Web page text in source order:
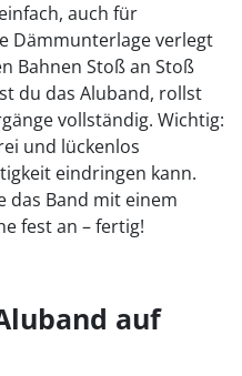
auch für
Dämmunterlage verlegt
Bahnen Stoß an Stoß
du das Aluband, rollst
vollständig. Wichtig:
und lückenlos
eindringen kann.
das Band mit einem
fest an – fertig!
auf